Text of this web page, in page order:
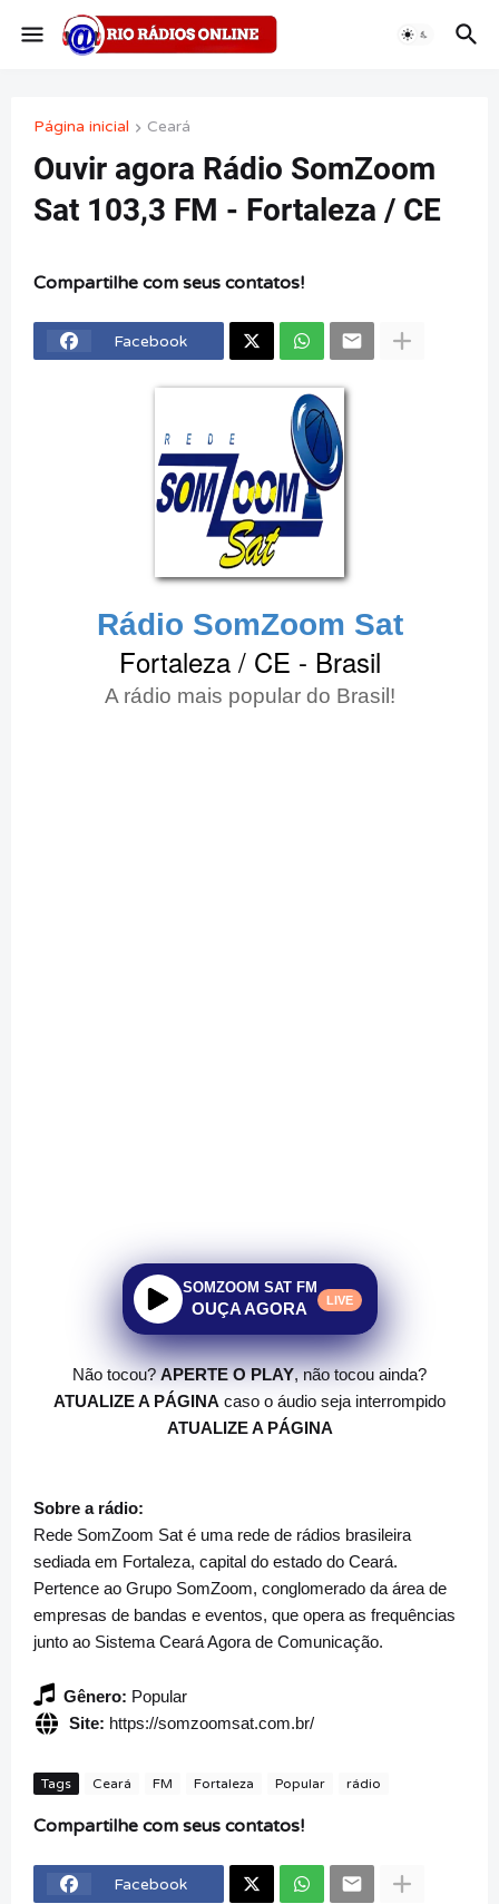
Página inicial Ceará
Ouvir agora Rádio SomZoom
Sat 103,3 FM - Fortaleza / CE
Compartilhe com seus contatos!
Facebook
Rádio SomZoom Sat
Fortaleza / CE - Brasil
A rádio mais popular do Brasil!
SOMZOOM SAT FM
OUÇA AGORA LIVE
Não tocou?APERTE O PLAY, não tocou ainda?
ATUALIZE A PÁGINA caso o áudio seja interrompido
ATUALIZE A PÁGINA
Sobre a rádio:
Rede SomZoom Sat é uma rede de rádios brasileira
sediada em Fortaleza, capital do estado do Ceará.
Pertence ao Grupo SomZoom, conglomerado da área de
empresas de bandas e eventos, que opera as frequências
junto ao Sistema Ceará Agora de Comunicação.
Gênero: Popular
Site: https://somzoomsat.com.br/
Tags Ceará FM Fortaleza Popular rádio
Compartilhe com seus contatos!
Facebook